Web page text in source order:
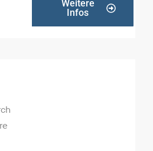
Weitere
Infos